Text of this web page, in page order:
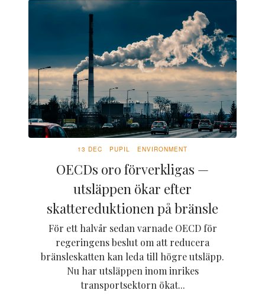
13 DEC PUPIL ENVIRONMENT
OECDs oro förverkligas —
utsläppen ökar efter
skattereduktionen på bränsle
För ett halvår sedan varnade OECD för
regeringens beslut om att reducera
bränsleskatten kan leda till högre utsläpp.
Nu har utsläppen inom inrikes
transportsektorn ökat...